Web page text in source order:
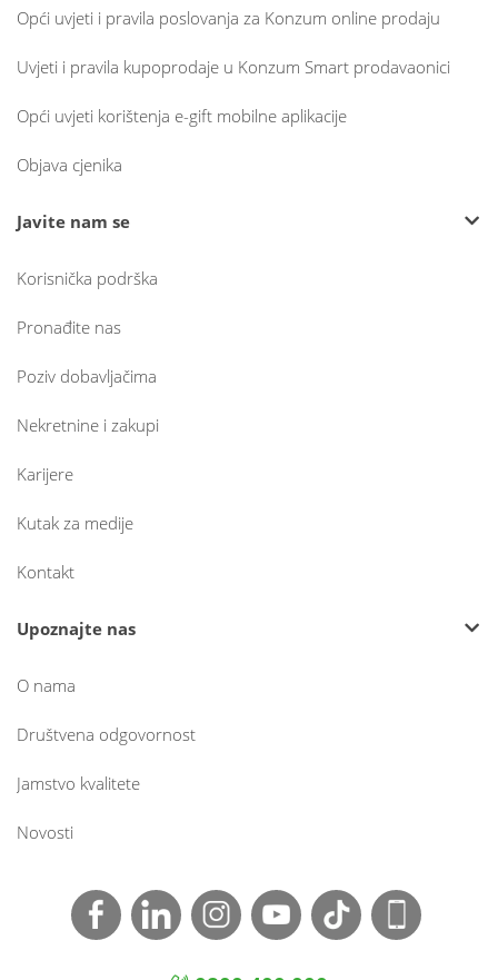
Opći uvjeti i pravila poslovanja za Konzum online prodaju
Uvjeti i pravila kupoprodaje u Konzum Smart prodavaonici
Opći uvjeti korištenja e-gift mobilne aplikacije
Objava cjenika
Javite nam se
Korisnička podrška
Pronađite nas
Poziv dobavljačima
Nekretnine i zakupi
Karijere
Kutak za medije
Kontakt
Upoznajte nas
O nama
Društvena odgovornost
Jamstvo kvalitete
Novosti